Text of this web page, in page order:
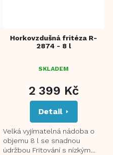
Horkovzdušná fritéza R-
2874 - 8 l
SKLADEM
2 399 Kč
Detail
Velká vyjímatelná nádoba o
objemu 8 l se snadnou
údržbou Fritování s nízkým